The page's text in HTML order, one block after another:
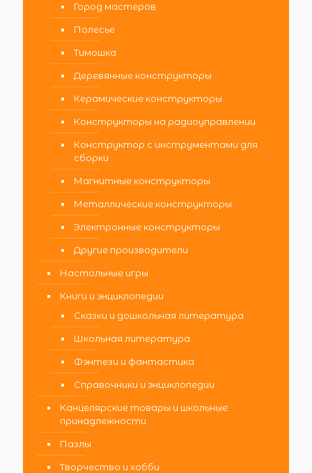
Город мастеров
Полесье
Тимошка
Деревянные конструкторы
Керамические конструкторы
Конструкторы на радиоуправлении
Конструктор с инструментами для
сборки
Магнитные конструкторы
Металлические конструкторы
Электронные конструкторы
Другие производители
Настольные игры
Книги и энциклопедии
Сказки и дошкольная литература
Школьная литература
Фэнтези и фантастика
Справочники и энциклопедии
Канцелярские товары и школьные
принадлежности
Пазлы
Творчество и хобби